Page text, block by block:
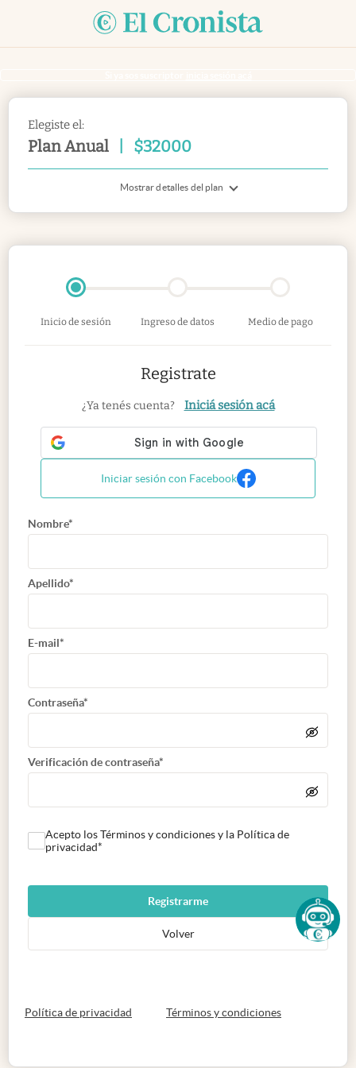
Elegiste el:
Plan Anual $32000
Mostrar detalles del plan
Inicio de sesión Ingreso de datos Medio de pago
Registrate
¿Ya tenés cuenta? Iniciá sesión acá
Iniciar sesión con Facebook
Nombre*
Apellido*
E-mail*
Contraseña*
Verificación de contraseña*
Acepto los Términos y condiciones y la Política de
privacidad*
Registrarme
Volver
Política de privacidad abre en nueva pestaña
Términos y condicionesabre en nueva